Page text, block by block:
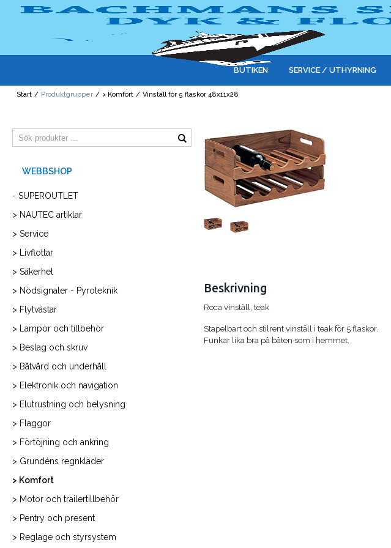
BUTIKEN SERVICE / UTHYRNING
Start / Produktgrupper / > Komfort / Vinställ för 5 flaskor 48x11x28
- SUPEROUTLET
> NAUTEC artiklar
> Service
> Livflottar
> Säkerhet
> Nödsignaler - Pyroteknik
> Flytvästar
> Lampor och tillbehör
> Beslag och skruv
> Båtvård och underhåll
> Elektronik och navigation
> Elutrustning och belysning
> Flaggor
> Förtöjning och ankring
> Grundéns regnkläder
> Komfort
> Motor och trailertillbehör
> Pentry och present
> Reglage och styrsystem
Beskrivning
Roca vinställ, teak
Stapelbart och stilrent vinställ i teak för 5 flaskor.
Funkar lika bra på båten som i hemmet.